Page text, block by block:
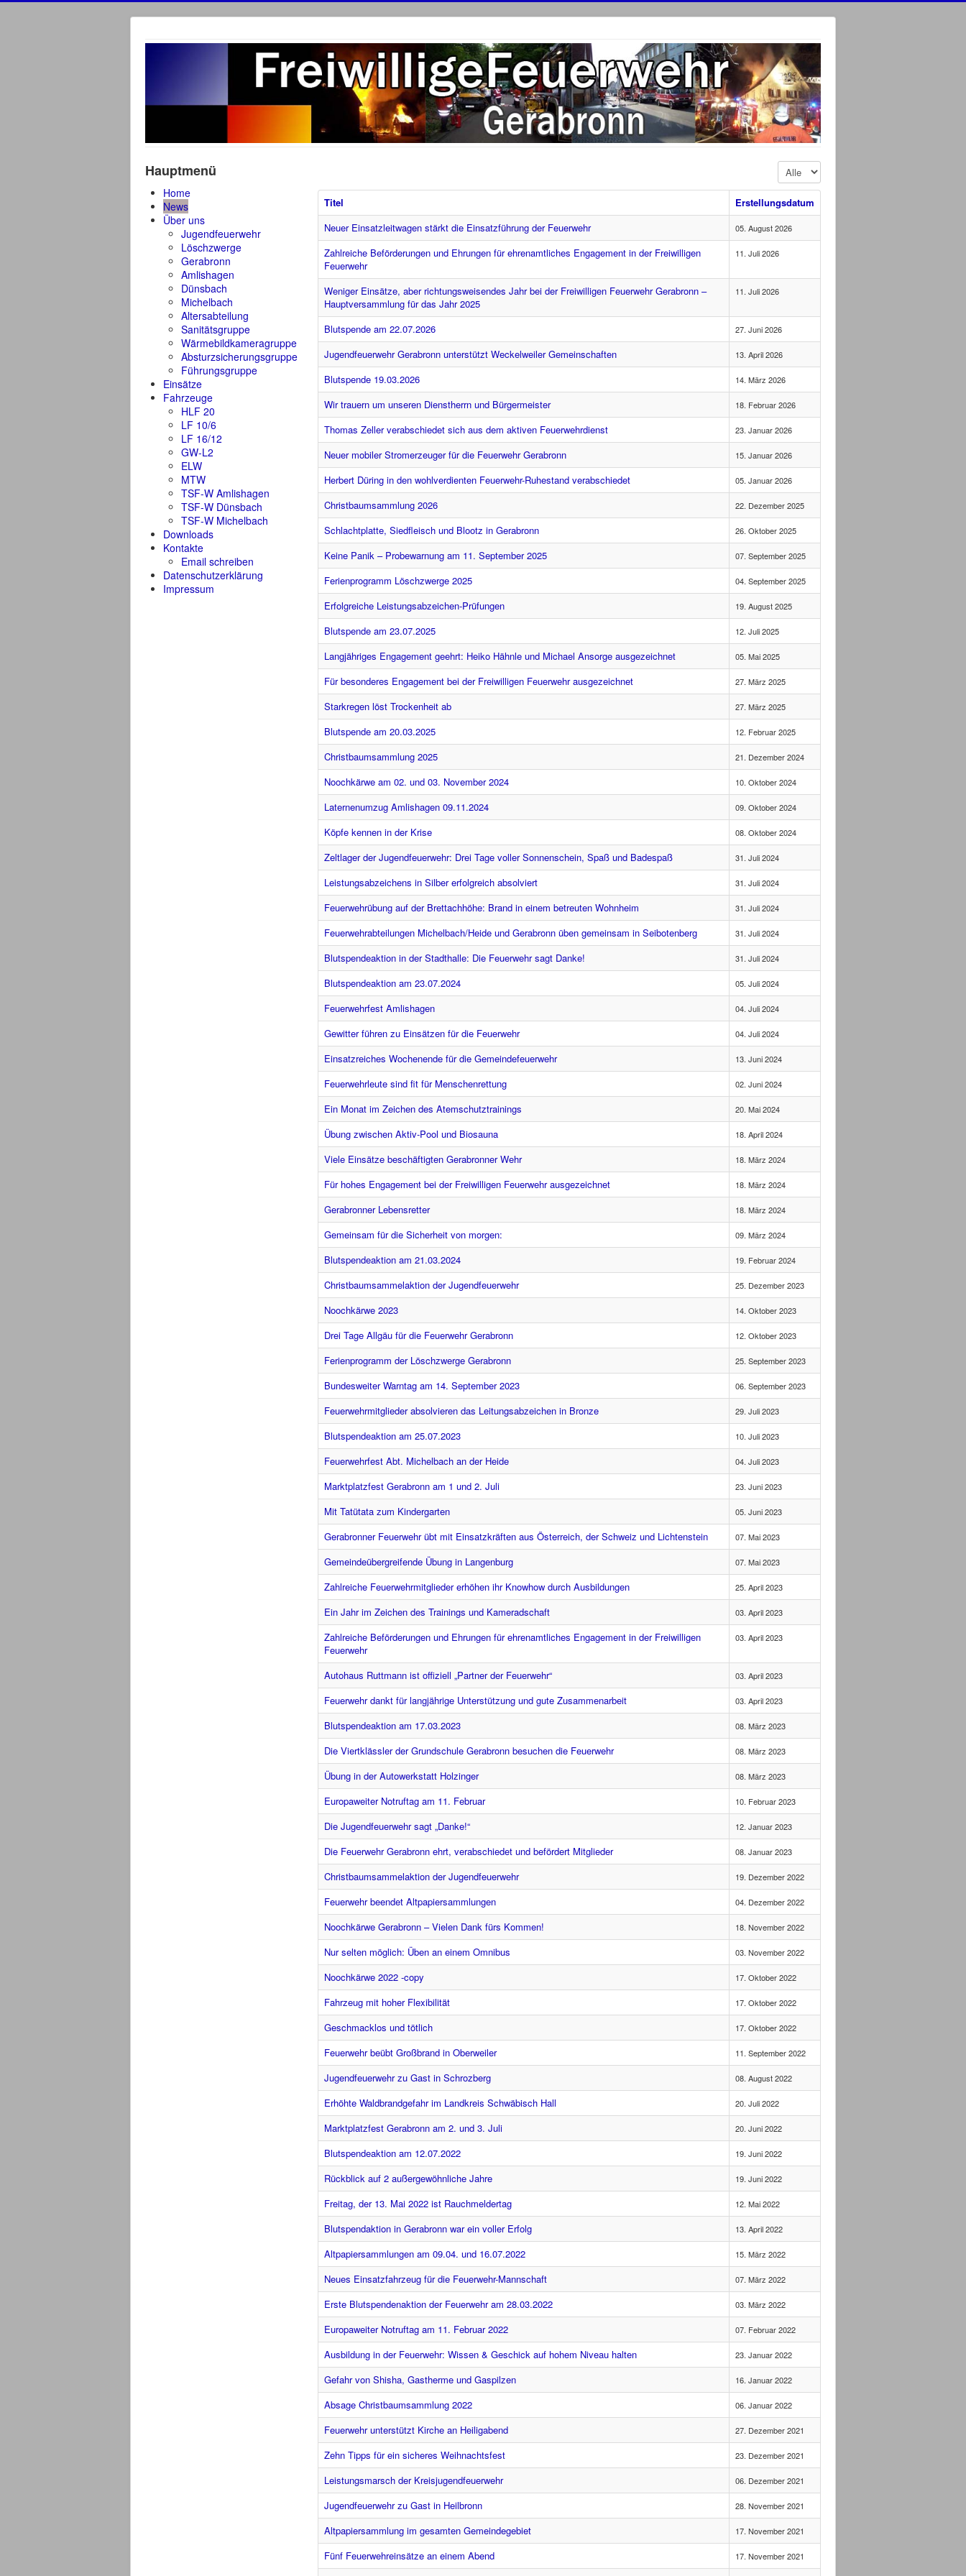
Hauptmenü
Home
News
Über uns
Jugendfeuerwehr
Löschzwerge
Gerabronn
Amlishagen
Dünsbach
Michelbach
Altersabteilung
Sanitätsgruppe
Wärmebildkameragruppe
Absturzsicherungsgruppe
Führungsgruppe
Einsätze
Fahrzeuge
HLF 20
LF 10/6
LF 16/12
GW-L2
ELW
MTW
TSF-W Amlishagen
TSF-W Dünsbach
TSF-W Michelbach
Downloads
Kontakte
Email schreiben
Datenschutzerklärung
Impressum
Anzeige #
Titel
Erstellungsdatum
Neuer Einsatzleitwagen stärkt die Einsatzführung der Feuerwehr
05. August 2026
Zahlreiche Beförderungen und Ehrungen für ehrenamtliches Engagement in der Freiwilligen
Feuerwehr
11. Juli 2026
Weniger Einsätze, aber richtungsweisendes Jahr bei der Freiwilligen Feuerwehr Gerabronn –
Hauptversammlung für das Jahr 2025
11. Juli 2026
Blutspende am 22.07.2026 27. Juni 2026
Jugendfeuerwehr Gerabronn unterstützt Weckelweiler Gemeinschaften 13. April 2026
Blutspende 19.03.2026 14. März 2026
Wir trauern um unseren Dienstherrn und Bürgermeister 18. Februar 2026
Thomas Zeller verabschiedet sich aus dem aktiven Feuerwehrdienst 23. Januar 2026
Neuer mobiler Stromerzeuger für die Feuerwehr Gerabronn 15. Januar 2026
Herbert Düring in den wohlverdienten Feuerwehr-Ruhestand verabschiedet 05. Januar 2026
Christbaumsammlung 2026 22. Dezember 2025
Schlachtplatte, Siedfleisch und Blootz in Gerabronn 26. Oktober 2025
Keine Panik – Probewarnung am 11. September 2025 07. September 2025
Ferienprogramm Löschzwerge 2025 04. September 2025
Erfolgreiche Leistungsabzeichen-Prüfungen 19. August 2025
Blutspende am 23.07.2025 12. Juli 2025
Langjähriges Engagement geehrt: Heiko Hähnle und Michael Ansorge ausgezeichnet 05. Mai 2025
Für besonderes Engagement bei der Freiwilligen Feuerwehr ausgezeichnet 27. März 2025
Starkregen löst Trockenheit ab 27. März 2025
Blutspende am 20.03.2025 12. Februar 2025
Christbaumsammlung 2025 21. Dezember 2024
Noochkärwe am 02. und 03. November 2024 10. Oktober 2024
Laternenumzug Amlishagen 09.11.2024 09. Oktober 2024
Köpfe kennen in der Krise 08. Oktober 2024
Zeltlager der Jugendfeuerwehr: Drei Tage voller Sonnenschein, Spaß und Badespaß 31. Juli 2024
Leistungsabzeichens in Silber erfolgreich absolviert 31. Juli 2024
Feuerwehrübung auf der Brettachhöhe: Brand in einem betreuten Wohnheim 31. Juli 2024
Feuerwehrabteilungen Michelbach/Heide und Gerabronn üben gemeinsam in Seibotenberg 31. Juli 2024
Blutspendeaktion in der Stadthalle: Die Feuerwehr sagt Danke! 31. Juli 2024
Blutspendeaktion am 23.07.2024 05. Juli 2024
Feuerwehrfest Amlishagen 04. Juli 2024
Gewitter führen zu Einsätzen für die Feuerwehr 04. Juli 2024
Einsatzreiches Wochenende für die Gemeindefeuerwehr 13. Juni 2024
Feuerwehrleute sind fit für Menschenrettung 02. Juni 2024
Ein Monat im Zeichen des Atemschutztrainings 20. Mai 2024
Übung zwischen Aktiv-Pool und Biosauna 18. April 2024
Viele Einsätze beschäftigten Gerabronner Wehr 18. März 2024
Für hohes Engagement bei der Freiwilligen Feuerwehr ausgezeichnet 18. März 2024
Gerabronner Lebensretter 18. März 2024
Gemeinsam für die Sicherheit von morgen: 09. März 2024
Blutspendeaktion am 21.03.2024 19. Februar 2024
Christbaumsammelaktion der Jugendfeuerwehr 25. Dezember 2023
Noochkärwe 2023 14. Oktober 2023
Drei Tage Allgäu für die Feuerwehr Gerabronn 12. Oktober 2023
Ferienprogramm der Löschzwerge Gerabronn 25. September 2023
Bundesweiter Warntag am 14. September 2023 06. September 2023
Feuerwehrmitglieder absolvieren das Leitungsabzeichen in Bronze 29. Juli 2023
Blutspendeaktion am 25.07.2023 10. Juli 2023
Feuerwehrfest Abt. Michelbach an der Heide 04. Juli 2023
Marktplatzfest Gerabronn am 1 und 2. Juli 23. Juni 2023
Mit Tatütata zum Kindergarten 05. Juni 2023
Gerabronner Feuerwehr übt mit Einsatzkräften aus Österreich, der Schweiz und Lichtenstein 07. Mai 2023
Gemeindeübergreifende Übung in Langenburg 07. Mai 2023
Zahlreiche Feuerwehrmitglieder erhöhen ihr Knowhow durch Ausbildungen 25. April 2023
Ein Jahr im Zeichen des Trainings und Kameradschaft 03. April 2023
Zahlreiche Beförderungen und Ehrungen für ehrenamtliches Engagement in der Freiwilligen
Feuerwehr
03. April 2023
Autohaus Ruttmann ist offiziell „Partner der Feuerwehr“ 03. April 2023
Feuerwehr dankt für langjährige Unterstützung und gute Zusammenarbeit 03. April 2023
Blutspendeaktion am 17.03.2023 08. März 2023
Die Viertklässler der Grundschule Gerabronn besuchen die Feuerwehr 08. März 2023
Übung in der Autowerkstatt Holzinger 08. März 2023
Europaweiter Notruftag am 11. Februar 10. Februar 2023
Die Jugendfeuerwehr sagt „Danke!“ 12. Januar 2023
Die Feuerwehr Gerabronn ehrt, verabschiedet und befördert Mitglieder 08. Januar 2023
Christbaumsammelaktion der Jugendfeuerwehr 19. Dezember 2022
Feuerwehr beendet Altpapiersammlungen 04. Dezember 2022
Noochkärwe Gerabronn – Vielen Dank fürs Kommen! 18. November 2022
Nur selten möglich: Üben an einem Omnibus 03. November 2022
Noochkärwe 2022 -copy 17. Oktober 2022
Fahrzeug mit hoher Flexibilität 17. Oktober 2022
Geschmacklos und tötlich 17. Oktober 2022
Feuerwehr beübt Großbrand in Oberweiler 11. September 2022
Jugendfeuerwehr zu Gast in Schrozberg 08. August 2022
Erhöhte Waldbrandgefahr im Landkreis Schwäbisch Hall 20. Juli 2022
Marktplatzfest Gerabronn am 2. und 3. Juli 20. Juni 2022
Blutspendeaktion am 12.07.2022 19. Juni 2022
Rückblick auf 2 außergewöhnliche Jahre 19. Juni 2022
Freitag, der 13. Mai 2022 ist Rauchmeldertag 12. Mai 2022
Blutspendaktion in Gerabronn war ein voller Erfolg 13. April 2022
Altpapiersammlungen am 09.04. und 16.07.2022 15. März 2022
Neues Einsatzfahrzeug für die Feuerwehr-Mannschaft 07. März 2022
Erste Blutspendenaktion der Feuerwehr am 28.03.2022 03. März 2022
Europaweiter Notruftag am 11. Februar 2022 07. Februar 2022
Ausbildung in der Feuerwehr: Wissen & Geschick auf hohem Niveau halten 23. Januar 2022
Gefahr von Shisha, Gastherme und Gaspilzen 16. Januar 2022
Absage Christbaumsammlung 2022 06. Januar 2022
Feuerwehr unterstützt Kirche an Heiligabend 27. Dezember 2021
Zehn Tipps für ein sicheres Weihnachtsfest 23. Dezember 2021
Leistungsmarsch der Kreisjugendfeuerwehr 06. Dezember 2021
Jugendfeuerwehr zu Gast in Heilbronn 28. November 2021
Altpapiersammlung im gesamten Gemeindegebiet 17. November 2021
Fünf Feuerwehreinsätze an einem Abend 17. November 2021